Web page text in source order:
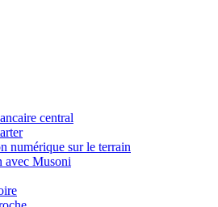
central
numérique sur le terrain
avec Musoni